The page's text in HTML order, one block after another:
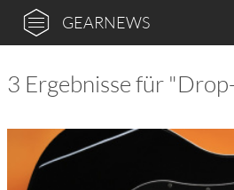
GEARNEWS
3 Ergebnisse für